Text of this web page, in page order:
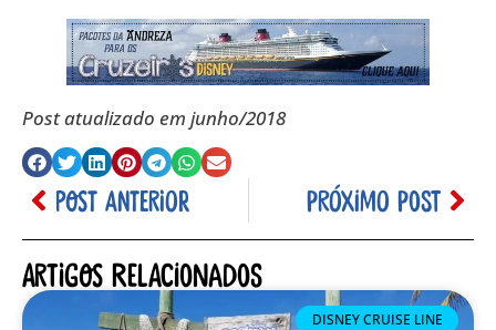
Post atualizado em junho/2018
POST ANTERIOR PRÓXIMO POST
Artigos relacionados
DISNEY CRUISE LINE